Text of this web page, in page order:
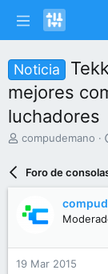
Noticia
mejores
luchadores
I
a
r
d
compudemano
Foro de
19 Mar 2015